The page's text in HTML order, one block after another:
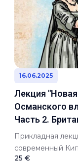
16.06.2025
Лекция
Османского
Часть 2.
Прикладная
современный
25 €